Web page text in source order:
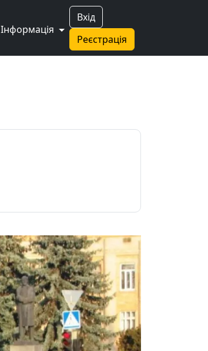
Вхід
Реєстрація
Інформація